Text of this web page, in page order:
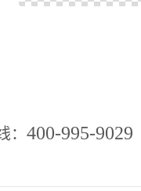
： 400-995-9029